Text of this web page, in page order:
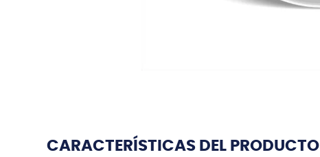
CARACTERÍSTICAS DEL PRODUCTO